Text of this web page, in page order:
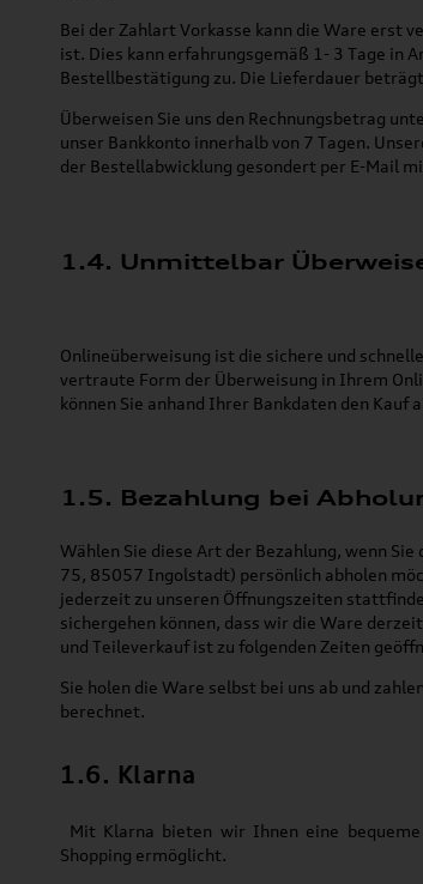
Bei der Zahlart Vorkasse kann die Ware erst
ist. Dies kann erfahrungsgemäß 1- 3 Tage in
Bestellbestätigung zu. Die Lieferdauer
Überweisen Sie uns den Rechnungsbetrag
unser Bankkonto innerhalb von 7 Tagen.
der Bestellabwicklung gesondert per E-Mail
1.4. Unmittelbar
Onlineüberweisung ist die sichere und
vertraute Form der Überweisung in Ihrem
können Sie anhand Ihrer Bankdaten den
1.5. Bezahlung bei
Wählen Sie diese Art der Bezahlung, wenn
75, 85057 Ingolstadt) persönlich abholen
jederzeit zu unseren Öffnungszeiten
sichergehen können, dass wir die Ware
und Teileverkauf ist zu folgenden Zeiten
Sie holen die Ware selbst bei uns ab und
berechnet.
1.6. Klarna
Mit Klarna bieten wir Ihnen eine
Shopping ermöglicht.